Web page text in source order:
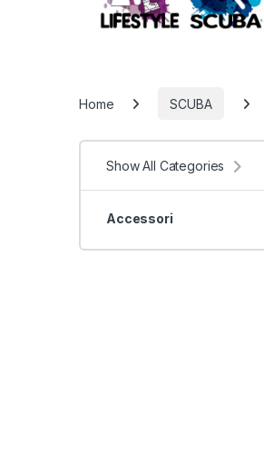
Home SCUBA
Show All Categories
Accessori